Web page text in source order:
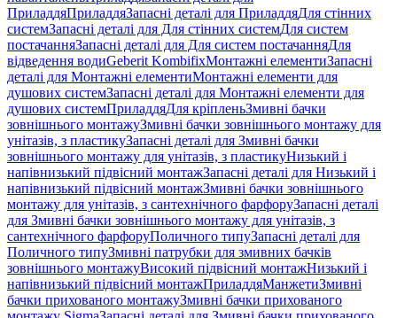
ПриладдяПриладдяЗапасні деталі для ПриладдяДля стінних
системЗапасні деталі для Для стінних системДля систем
постачанняЗапасні деталі для Для систем постачанняДля
відведення водиGeberit KombifixМонтажні елементиЗапасні
деталі для Монтажні елементиМонтажні елементи для
душових системЗапасні деталі для Монтажні елементи для
душових системПриладдяДля кріпленьЗмивні бачки
зовнішнього монтажуЗмивні бачки зовнішнього монтажу для
унітазів, з пластикуЗапасні деталі для Змивні бачки
зовнішнього монтажу для унітазів, з пластикуНизький і
напівнизький підвісний монтажЗапасні деталі для Низький і
напівнизький підвісний монтажЗмивні бачки зовнішнього
монтажу для унітазів, з сантехнічного фарфоруЗапасні деталі
для Змивні бачки зовнішнього монтажу для унітазів, з
сантехнічного фарфоруПоличного типуЗапасні деталі для
Поличного типуЗмивні патрубки для змивних бачків
зовнішнього монтажуВисокий підвісний монтажНизький і
напівнизький підвісний монтажПриладдяМанжетиЗмивні
бачки прихованого монтажуЗмивні бачки прихованого